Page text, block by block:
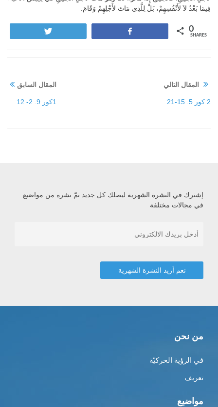
فِيمَا بَعْدُ لاَ لأَنْفُسِهِمْ، بَلْ لِلَّذِي مَاتَ لأَجْلِهِمْ وَقَامَ.
0
SHARES
المقال السابق
1كور 9: 2- 12
المقال التالي
2 كور 5: 15-21
إشترك في النشرة الشهرية ليصلك كل جديد تمّ نشره من مواضيع
في مجالات مختلفة
من نحن
في الرؤية الحركيّة
تعريف
مواضيع